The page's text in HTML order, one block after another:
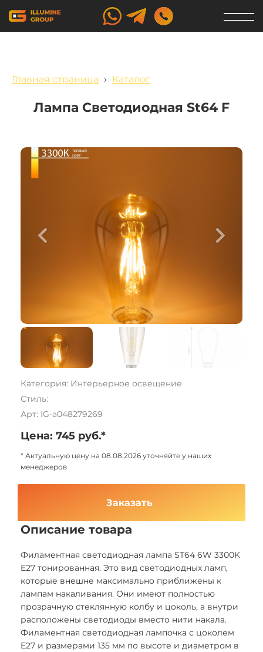
Главная страница › Каталог
Лампа Светодиодная St64 F
Категория: Интерьерное освещение
Стиль:
Арт: IG-a048279269
Цена: 745 руб.*
* Актуальную цену на 08.08.2026 уточняйте у наших
менеджеров
Заказать
Описание товара
Филаментная светодиодная лампа ST64 6W 3300K
E27 тонированная. Это вид светодиодных ламп,
которые внешне максимально приближены к
лампам накаливания. Они имеют полностью
прозрачную стеклянную колбу и цоколь, а внутри
расположены светодиоды вместо нити накала.
Филаментная светодиодная лампочка с цоколем
E27 и размерами 135 мм по высоте и диаметром в